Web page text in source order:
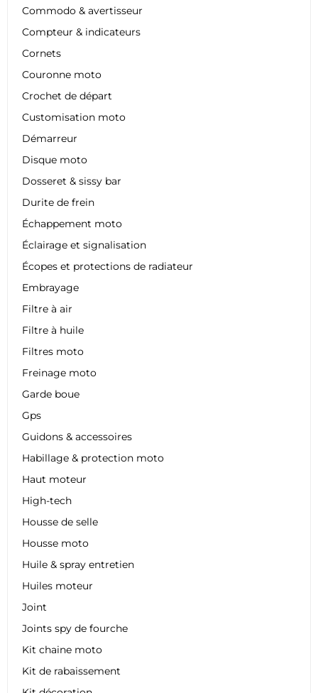
Commodo & avertisseur
Compteur & indicateurs
Cornets
Couronne moto
Crochet de départ
Customisation moto
Démarreur
Disque moto
Dosseret & sissy bar
Durite de frein
Échappement moto
Éclairage et signalisation
Écopes et protections de radiateur
Embrayage
Filtre à air
Filtre à huile
Filtres moto
Freinage moto
Garde boue
Gps
Guidons & accessoires
Habillage & protection moto
Haut moteur
High-tech
Housse de selle
Housse moto
Huile & spray entretien
Huiles moteur
Joint
Joints spy de fourche
Kit chaine moto
Kit de rabaissement